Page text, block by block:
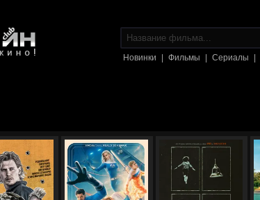
Новинки Фильмы Сериалы